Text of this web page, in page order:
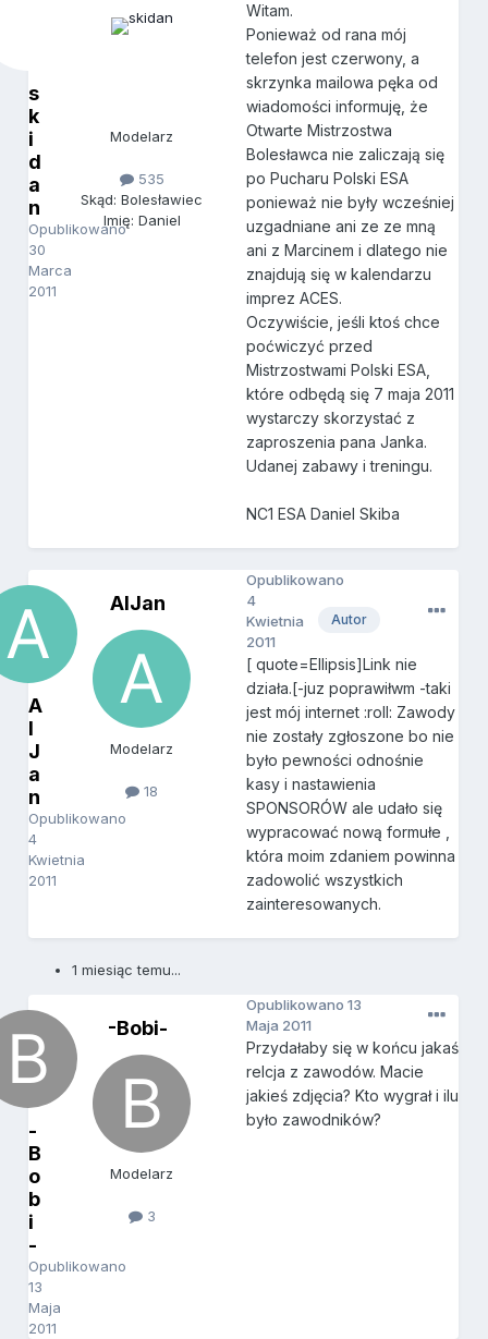
s
k
i
d
a
n
Opublikowano
30
Marca
2011
Modelarz
535
Skąd: Bolesławiec
Imię: Daniel
Witam.
Ponieważ od rana mój
telefon jest czerwony, a
skrzynka mailowa pęka od
wiadomości informuję, że
Otwarte Mistrzostwa
Bolesławca nie zaliczają się
po Pucharu Polski ESA
ponieważ nie były wcześniej
uzgadniane ani ze ze mną
ani z Marcinem i dlatego nie
znajdują się w kalendarzu
imprez ACES.
Oczywiście, jeśli ktoś chce
poćwiczyć przed
Mistrzostwami Polski ESA,
które odbędą się 7 maja 2011
wystarczy skorzystać z
zaproszenia pana Janka.
Udanej zabawy i treningu.
NC1 ESA Daniel Skiba
A
l
J
a
n
Opublikowano
4
Kwietnia
2011
AlJan
Modelarz
18
Autor
Opublikowano
4
Kwietnia
2011
[ quote=Ellipsis]Link nie
działa.[-juz poprawiłwm -taki
jest mój internet :roll: Zawody
nie zostały zgłoszone bo nie
było pewności odnośnie
kasy i nastawienia
SPONSORÓW ale udało się
wypracować nową formułe ,
która moim zdaniem powinna
zadowolić wszystkich
zainteresowanych.
1 miesiąc temu...
-
B
o
b
i
-
Opublikowano
13
Maja
2011
-Bobi-
Modelarz
3
Opublikowano13
Maja 2011
Przydałaby się w końcu jakaś
relcja z zawodów. Macie
jakieś zdjęcia? Kto wygrał i ilu
było zawodników?